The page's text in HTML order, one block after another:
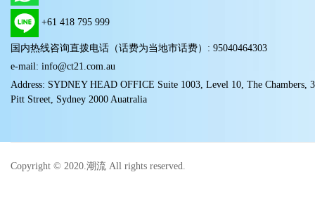
+61 418 795 999
国内热线咨询直拨电话（话费为当地市话费）: 95040464303
e-mail: info@ct21.com.au
Address: SYDNEY HEAD OFFICE Suite 1003, Level 10, The Chambers,
Pitt Street, Sydney 2000 Auatralia
Copyright © 2020.潮流 All rights reserved.